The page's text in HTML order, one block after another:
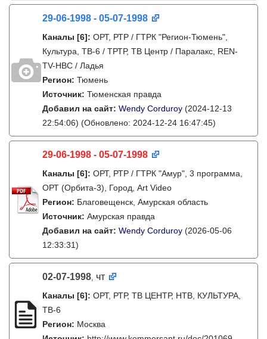
29-06-1998 - 05-07-1998
Каналы [6]: ОРТ, РТР / ГТРК "Регион-Тюмень",
Культура, ТВ-6 / ТРТР, ТВ Центр / Паралакс, REN-
TV-НВС / Ладья
Регион: Тюмень
Источник: Тюменская правда
Добавил на сайт: Wendy Corduroy (2024-12-13
22:54:06) (Обновлено: 2024-12-24 16:47:45)
29-06-1998 - 05-07-1998
Каналы [6]: ОРТ, РТР / ГТРК "Амур", 3 программа,
ОРТ (Орбита-3), Город, Art Video
Регион: Благовещенск, Амурская область
Источник: Амурская правда
Добавил на сайт: Wendy Corduroy (2026-05-06
12:33:31)
02-07-1998, чт
Каналы [6]: ОРТ, РТР, ТВ ЦЕНТР, НТВ, КУЛЬТУРА,
ТВ-6
Регион: Москва